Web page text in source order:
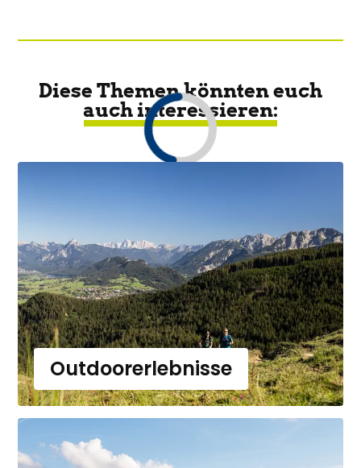
Diese Themen könnten euch
auch interessieren:
Outdoorerlebnisse